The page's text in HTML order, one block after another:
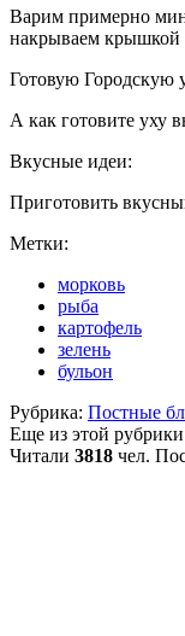
Варим примерно
накрываем крышкой
Готовую Городскую
А как готовите уху
Вкусные идеи:
Приготовить
Метки:
морковь
рыба
картофель
зелень
бульон
Рубрика: Постные
Еще из этой
Читали 3818 чел.